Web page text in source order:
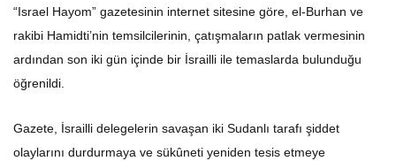
“Israel Hayom” gazetesinin internet sitesine göre, el-Burhan ve
rakibi Hamidti’nin temsilcilerinin, çatışmaların patlak vermesinin
ardından son iki gün içinde bir İsrailli ile temaslarda bulunduğu
öğrenildi.
Gazete, İsrailli delegelerin savaşan iki Sudanlı tarafı şiddet
olaylarını durdurmaya ve sükûneti yeniden tesis etmeye